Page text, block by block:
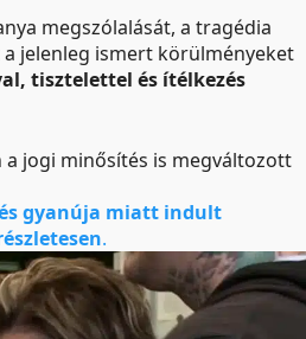
megszólalását, a tragédia
a jelenleg ismert körülményeket
tisztelettel és ítélkezés
jogi minősítés is megváltozott
gyanúja miatt indult
.